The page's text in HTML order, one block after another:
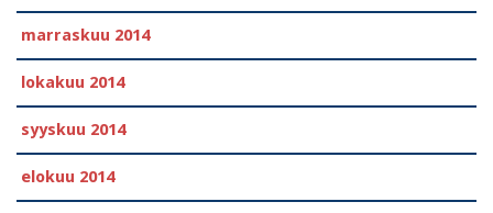
marraskuu 2014
lokakuu 2014
syyskuu 2014
elokuu 2014